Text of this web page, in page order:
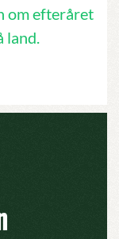
om efteråret
land.